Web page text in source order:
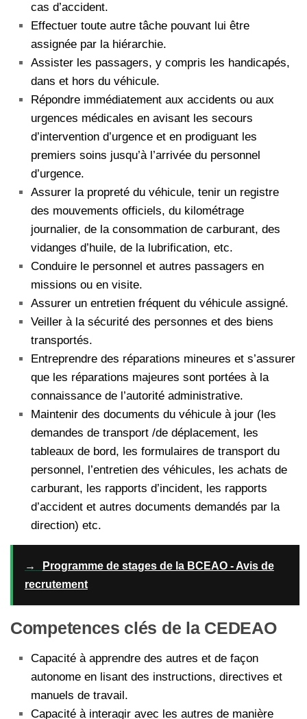
cas d’accident.
Effectuer toute autre tâche pouvant lui être
assignée par la hiérarchie.
Assister les passagers, y compris les handicapés,
dans et hors du véhicule.
Répondre immédiatement aux accidents ou aux
urgences médicales en avisant les secours
d’intervention d’urgence et en prodiguant les
premiers soins jusqu’à l’arrivée du personnel
d’urgence.
Assurer la propreté du véhicule, tenir un registre
des mouvements officiels, du kilométrage
journalier, de la consommation de carburant, des
vidanges d’huile, de la lubrification, etc.
Conduire le personnel et autres passagers en
missions ou en visite.
Assurer un entretien fréquent du véhicule assigné.
Veiller à la sécurité des personnes et des biens
transportés.
Entreprendre des réparations mineures et s’assurer
que les réparations majeures sont portées à la
connaissance de l’autorité administrative.
Maintenir des documents du véhicule à jour (les
demandes de transport /de déplacement, les
tableaux de bord, les formulaires de transport du
personnel, l’entretien des véhicules, les achats de
carburant, les rapports d’incident, les rapports
d’accident et autres documents demandés par la
direction) etc.
→
Programme de stages de la BCEAO - Avis de
recrutement
Competences clés de la CEDEAO
Capacité à apprendre des autres et de façon
autonome en lisant des instructions, directives et
manuels de travail.
Capacité à interagir avec les autres de manière